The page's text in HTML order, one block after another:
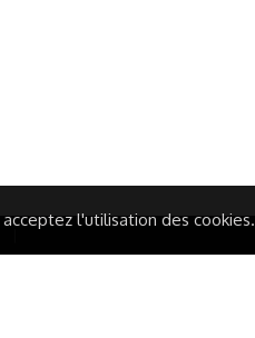
l'utilisation des cookies.